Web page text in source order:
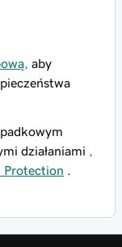
aby
działaniami
Protection